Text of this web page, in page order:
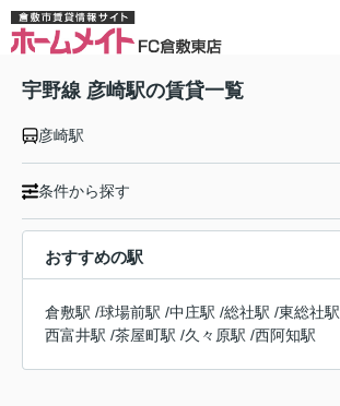
宇野線 彦崎駅の賃貸一覧
彦崎駅
条件から探す
おすすめの駅
倉敷駅 /球場前駅 /中庄駅 /総社駅 /東総社駅
西富井駅 /茶屋町駅 /久々原駅 /西阿知駅